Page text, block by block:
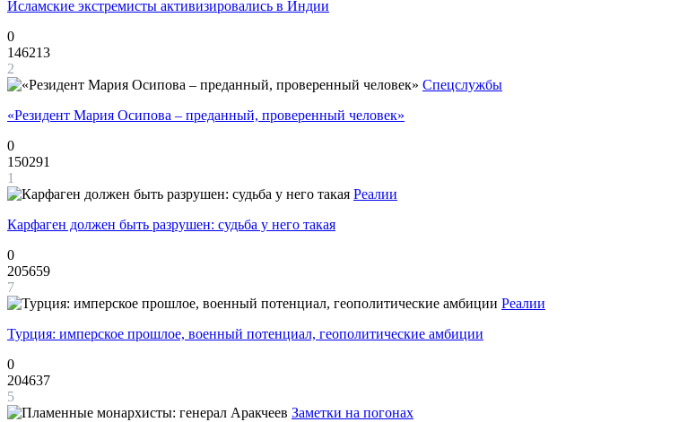
Исламские экстремисты активизировались в Индии
0
146213
2
Спецслужбы
«Резидент Мария Осипова – преданный, проверенный человек»
0
150291
1
Реалии
Карфаген должен быть разрушен: судьба у него такая
0
205659
7
Реалии
Турция: имперское прошлое, военный потенциал, геополитические амбиции
0
204637
5
Заметки на погонах